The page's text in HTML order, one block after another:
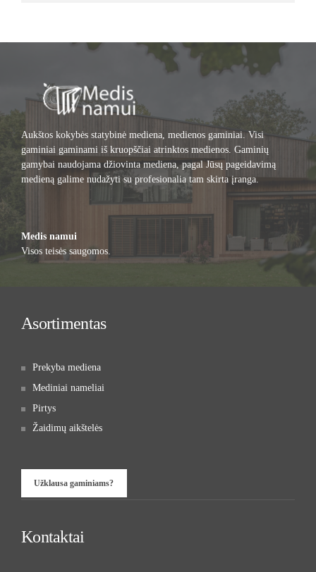
Aukštos kokybės statybinė mediena, medienos gaminiai. Visi
gaminiai gaminami iš kruopščiai atrinktos medienos. Gaminių
gamybai naudojama džiovinta mediena, pagal Jūsų pageidavimą
medieną galime nudažyti su profesionalia tam skirta įranga.
Medis namui
Visos teisės saugomos.
Asortimentas
Prekyba mediena
Mediniai nameliai
Pirtys
Žaidimų aikštelės
Užklausa gaminiams?
Kontaktai